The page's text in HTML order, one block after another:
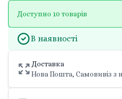
Доступно 10 товарів
В наявності
Доставка
Нова Пошта, Самовивіз з